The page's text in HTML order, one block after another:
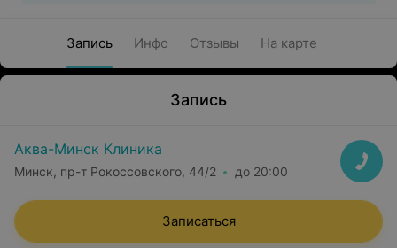
Запись Инфо Отзывы На карте
Запись
Аква-Минск Клиника
Минск, пр-т Рокоссовского, 44/2 до 20:00
Записаться